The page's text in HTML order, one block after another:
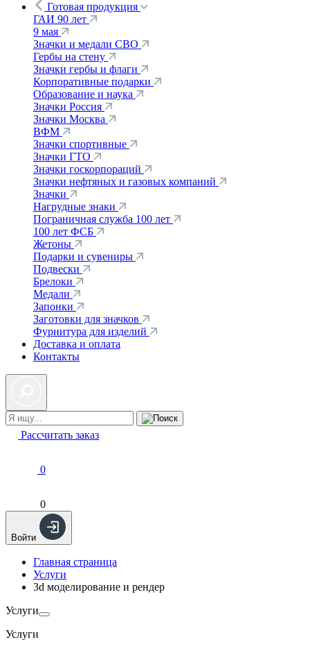
Готовая продукция
ГАИ 90 лет
9 мая
Значки и медали СВО
Гербы на стену
Значки гербы и флаги
Корпоративные подарки
Образование и наука
Значки Россия
Значки Москва
ВФМ
Значки спортивные
Значки ГТО
Значки госкорпораций
Значки нефтяных и газовых компаний
Значки
Нагрудные знаки
Пограничная служба 100 лет
100 лет ФСБ
Жетоны
Подарки и сувениры
Подвески
Брелоки
Медали
Запонки
Заготовки для значков
Фурнитура для изделий
Доставка и оплата
Контакты
Рассчитать заказ
0
0
Войти
Главная страница
Услуги
3d моделирование и рендер
Услуги
Услуги